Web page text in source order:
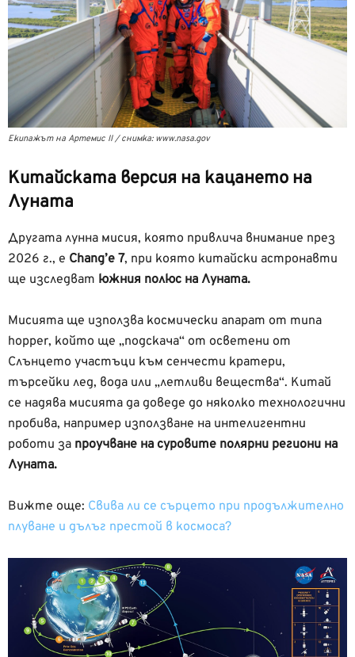
Екипажът на Артемис II / снимка: www.nasa.gov
Китайската версия на кацането на
Луната
Другата лунна мисия, която привлича внимание през
2026 г., е Chang’e 7, при която китайски астронавти
ще изследват южния полюс на Луната.
Мисията ще използва космически апарат от типа
hopper, който ще „подскача“ от осветени от
Слънцето участъци към сенчести кратери,
търсейки лед, вода или „летливи вещества“. Китай
се надява мисията да доведе до няколко технологични
пробива, например използване на интелигентни
роботи за проучване на суровите полярни региони на
Луната.
Вижте още: Свива ли се сърцето при продължително
плуване и дълъг престой в космоса?